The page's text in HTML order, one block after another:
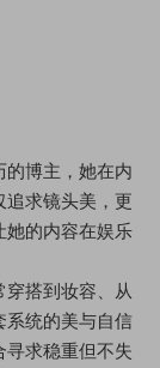
博主，她在内
求镜头美，更
她的内容在娱乐
搭到妆容、从
系统的美与自信
求稳重但不失